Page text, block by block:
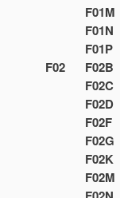
F01M
F01N
F01P
F02 F02B
F02C
F02D
F02F
F02G
F02K
F02M